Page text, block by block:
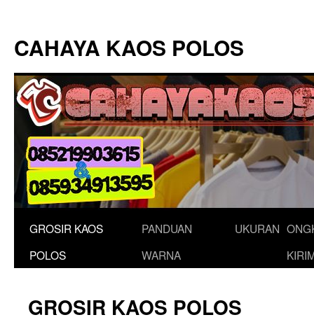
isi
CAHAYA KAOS POLOS
GROSIR KAOS
POLOS
PANDUAN
WARNA
UKURAN
GROSIR KAOS POLOS